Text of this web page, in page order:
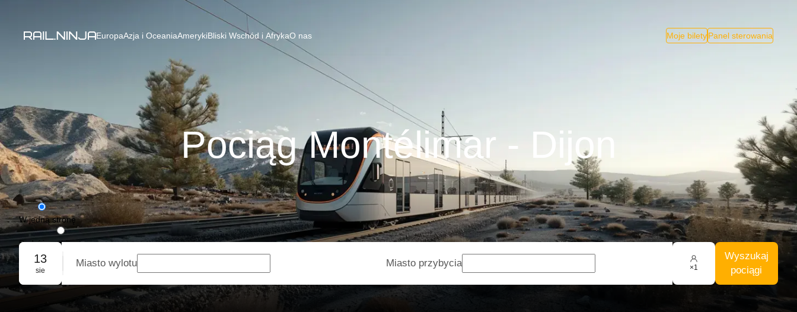
EuropaAzja i OceaniaAmerykiBliski Wschód i AfrykaO nas Moje biletyPanel sterowania
Pociąg Montélimar - Dijon
W jedną stronę
Podróż w obie strony
Rezerwacja grupowa
13
sie
Miasto wylotu Miasto przybycia ×1
Wyszukaj
pociągi